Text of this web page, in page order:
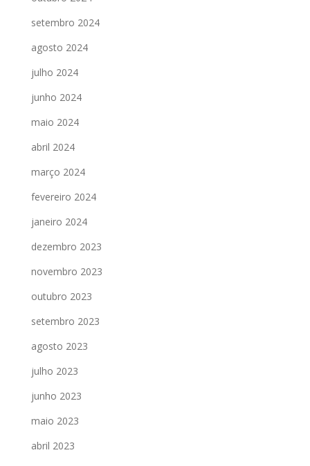
setembro 2024
agosto 2024
julho 2024
junho 2024
maio 2024
abril 2024
março 2024
fevereiro 2024
janeiro 2024
dezembro 2023
novembro 2023
outubro 2023
setembro 2023
agosto 2023
julho 2023
junho 2023
maio 2023
abril 2023